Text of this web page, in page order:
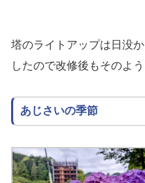
塔のライトアップは日没
したので改修後もそのよ
あじさいの季節